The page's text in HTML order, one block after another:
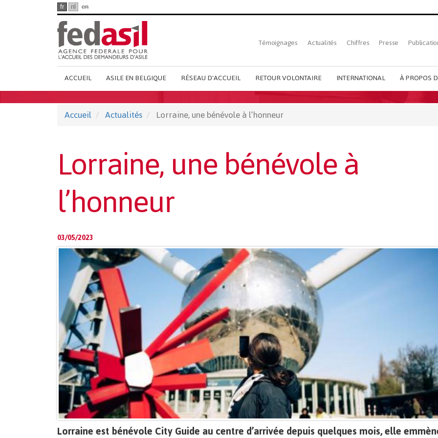
fr nl en
Top
French
menu
Témoignages Actualités Chiffres Presse
Main
French
Menu
ACCUEIL ASILE EN BELGIQUE RÉSEAU D'ACCUEIL RETOUR VOLONTAIRE INTERNATIONAL À PROPOS
Accueil Actualités Lorraine, une bénévole à l’honneur
Lorraine, une bénévole à
l’honneur
03/05/2023
Lorraine est bénévole City Guide au centre d’arrivée depuis quelques mois, elle